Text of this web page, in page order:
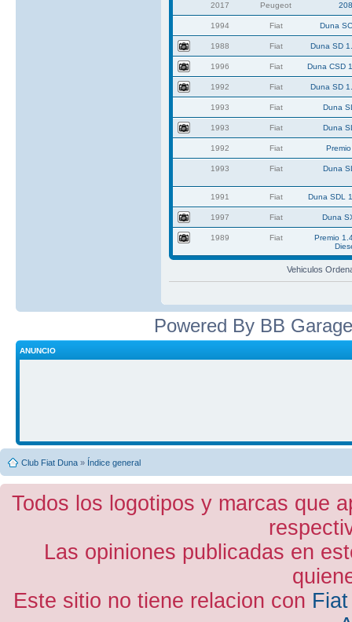
2017 Peugeot
1994 Fiat Duna
1988 Fiat Duna SD
1996 Fiat Duna CSD
1992 Fiat Duna SD
1993 Fiat Duna
1993 Fiat Duna
1992 Fiat
1993 Fiat Duna
1991 Fiat Duna SDL
1997 Fiat Duna
1989 Fiat
Premio
Vehiculos
Powered By BB
ANUNCIO
Club Fiat Duna » Índice general
Todos los logotipos y marcas que
Las opiniones publicadas en
Este sitio no tiene relacion con